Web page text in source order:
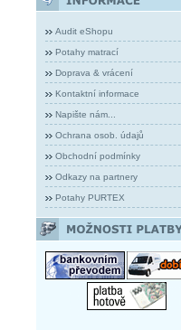
Audit eShopu
Potahy matrací
Doprava & vrácení
Kontaktní informace
Napište nám...
Ochrana osob. údajů
Obchodní podmínky
Odkazy na partnery
Potahy PURTEX